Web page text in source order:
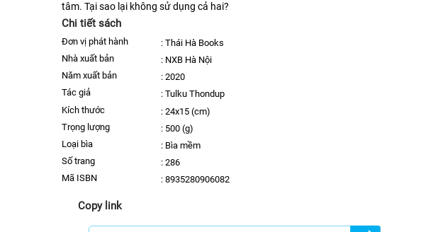
tâm. Tại sao lại không sử dụng cả hai?
Chi tiết sách
Đơn vị phát hành : Thái Hà Books
nhà xuất bản
: NXB Hà Nội
năm xuất bản
: 2020
Tác giả
: Tulku Thondup
kích thước
: 24x15 (cm)
trọng lượng
: 500 (g)
Loại bìa
: Bìa mềm
số trang
: 286
Mã ISBN
: 8935280906082
Copy link